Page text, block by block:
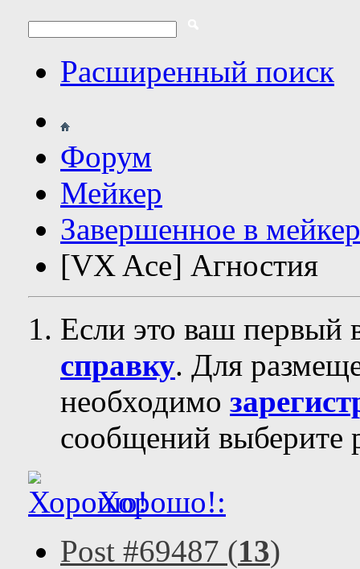
Расширенный поиск
Форум
Мейкер
Завершенное в
[VX Ace] Агностия
Если это ваш первый
справку. Для
необходимо
сообщений выберите
Хорошо!:
Post #69487 (13)